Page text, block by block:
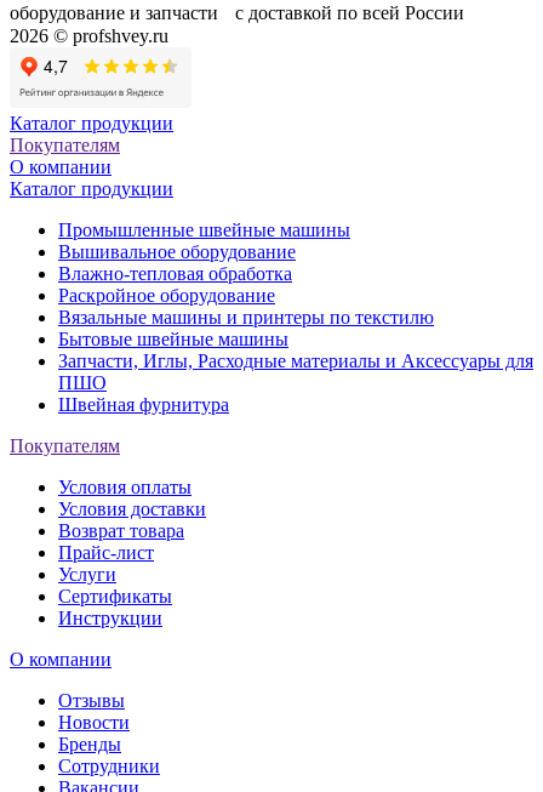
оборудование и запчасти с доставкой по всей России
2026 © profshvey.ru
Каталог продукции
Покупателям
О компании
Каталог продукции
Промышленные швейные машины
Вышивальное оборудование
Влажно-тепловая обработка
Раскройное оборудование
Вязальные машины и принтеры по текстилю
Бытовые швейные машины
Запчасти, Иглы, Расходные материалы и Аксессуары для
ПШО
Швейная фурнитура
Покупателям
Условия оплаты
Условия доставки
Возврат товара
Прайс-лист
Услуги
Сертификаты
Инструкции
О компании
Отзывы
Новости
Бренды
Сотрудники